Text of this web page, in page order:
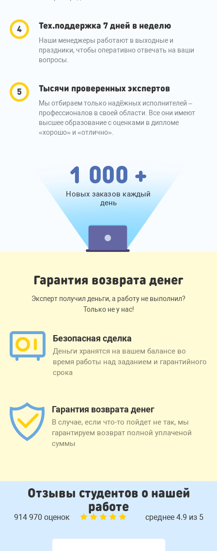
Тех.поддержка 7 дней в неделю
Наши менеджеры работают в выходные и
праздники, чтобы оперативно отвечать на ваши
вопросы.
Тысячи проверенных экспертов
Мы отбираем только надёжных исполнителей –
профессионалов в своей области. Все они имеют
высшее образование с оценками в дипломе
«хорошо» и «отлично».
1 000 +
Новых заказов каждый
день
Гарантия возврата денег
Эксперт получил деньги, а работу не выполнил?
Только не у нас!
Безопасная сделка
Деньги хранятся на вашем балансе во
время работы над заданием и гарантийного
срока
Гарантия возврата денег
В случае, если что-то пойдет не так, мы
гарантируем возврат полной уплаченой
суммы
Отзывы студентов о нашей
работе
914 970 оценок среднее 4.9 из 5